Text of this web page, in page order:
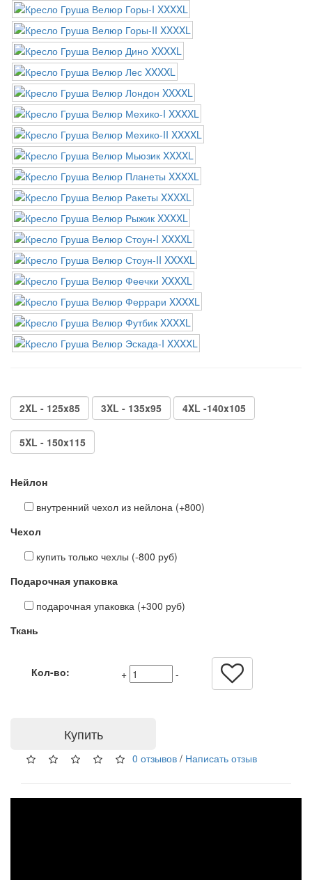
2XL - 125x85 3XL - 135x95 4XL -140x105
5XL - 150x115
Нейлон
внутренний чехол из нейлона (+800)
Чехол
купить только чехлы (-800 руб)
Подарочная упаковка
подарочная упаковка (+300 руб)
Ткань
Кол-во: + -
Купить
0 отзывов / Написать отзыв